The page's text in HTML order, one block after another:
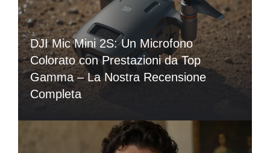
DJI Mic Mini 2S: Un Microfono
Colorato con Prestazioni da Top
Gamma – La Nostra Recensione
Completa